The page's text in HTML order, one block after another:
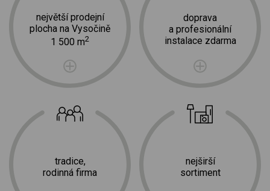
největší prodejní
plocha na Vysočině
1 500 m2
tradice,
rodinná firma
doprava
a profesionální
instalace zdarma
nejširší
sortiment